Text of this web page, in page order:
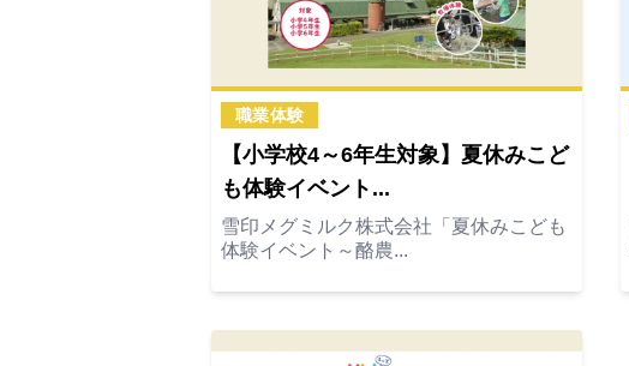
職業体験
【小学校4～6年生対象】夏休みこど
も体験イベント...
雪印メグミルク株式会社「夏休みこども
体験イベント～酪農...